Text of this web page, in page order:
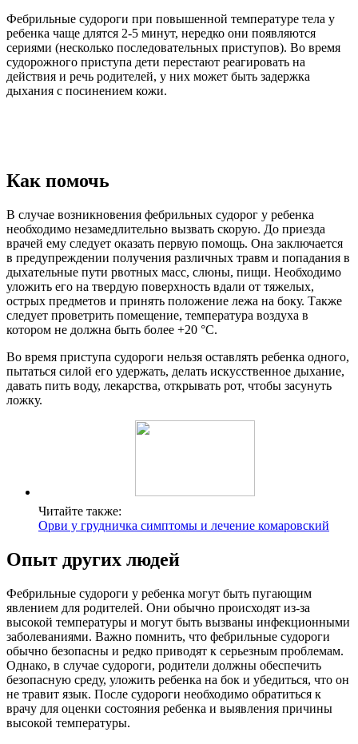
Фебрильные судороги при повышенной температуре тела у
ребенка чаще длятся 2-5 минут, нередко они появляются
сериями (несколько последовательных приступов). Во время
судорожного приступа дети перестают реагировать на
действия и речь родителей, у них может быть задержка
дыхания с посинением кожи.
Как помочь
В случае возникновения фебрильных судорог у ребенка
необходимо незамедлительно вызвать скорую. До приезда
врачей ему следует оказать первую помощь. Она заключается
в предупреждении получения различных травм и попадания в
дыхательные пути рвотных масс, слюны, пищи. Необходимо
уложить его на твердую поверхность вдали от тяжелых,
острых предметов и принять положение лежа на боку. Также
следует проветрить помещение, температура воздуха в
котором не должна быть более +20 °C.
Во время приступа судороги нельзя оставлять ребенка одного,
пытаться силой его удержать, делать искусственное дыхание,
давать пить воду, лекарства, открывать рот, чтобы засунуть
ложку.
Читайте также:
Орви у грудничка симптомы и лечение комаровский
Опыт других людей
Фебрильные судороги у ребенка могут быть пугающим
явлением для родителей. Они обычно происходят из-за
высокой температуры и могут быть вызваны инфекционными
заболеваниями. Важно помнить, что фебрильные судороги
обычно безопасны и редко приводят к серьезным проблемам.
Однако, в случае судороги, родители должны обеспечить
безопасную среду, уложить ребенка на бок и убедиться, что он
не травит язык. После судороги необходимо обратиться к
врачу для оценки состояния ребенка и выявления причины
высокой температуры.